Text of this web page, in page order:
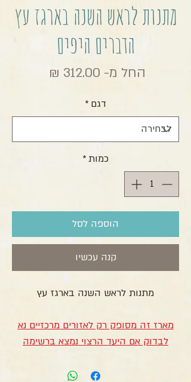
מתנות לראש השנה בארגז עץ
הדברים היפים
החל מ- 312.00 ₪
דגם *
כמות*
הוספה לסל
קנה עכשיו
מתנות לראש השנה בארגז עץ
מארז זה מסופק רק לאזורים מרכזיים נא
לבדוק אם היעד הרצוי נמצא ברשימה